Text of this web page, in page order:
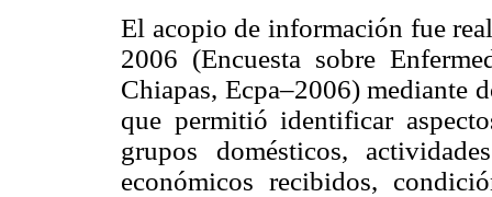
El acopio de información fue
2006 (Encuesta sobre
Chiapas, Ecpa–2006) mediante
que permitió identificar
grupos domésticos,
económicos recibidos,